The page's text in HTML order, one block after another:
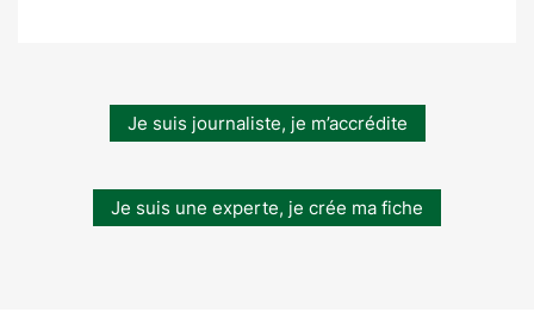
Je suis journaliste, je m’accrédite
Je suis une experte, je crée ma fiche